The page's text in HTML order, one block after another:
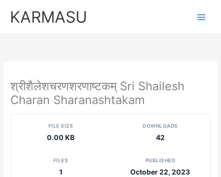
KARMASU
श्रीशैलेशचरणशरणाष्टकम् Sri Shailesh
Charan Sharanashtakam
FILE SIZE
0.00 KB
DOWNLOADS
42
FILES
1
PUBLISHED
October 22, 2023